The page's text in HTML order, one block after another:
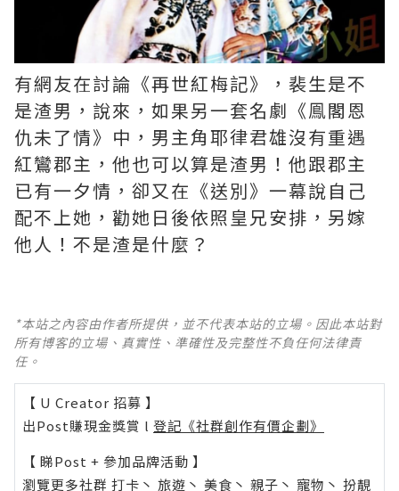
有網友在討論《再世紅梅記》，裴生是不
是渣男，說來，如果另一套名劇《鳯閣恩
仇未了情》中，男主角耶律君雄沒有重遇
紅鸞郡主，他也可以算是渣男！他跟郡主
已有一夕情，卻又在《送別》一幕說自己
配不上她，勸她日後依照皇兄安排，另嫁
他人！不是渣是什麼？ ​​​
*本站之內容由作者所提供，並不代表本站的立場。因此本站對
所有博客的立場、真實性、準確性及完整性不負任何法律責
任。
【 U Creator 招募 】
出Post賺現金獎賞 l 登記《社群創作有價企劃》
【 睇Post + 參加品牌活動 】
瀏覽更多社群 打卡 丶 旅遊 丶 美食 丶 親子 丶 寵物 丶 扮靚